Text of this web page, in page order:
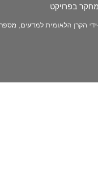
בפרויקט
הקרן הלאומית למדעים, מספר מענק